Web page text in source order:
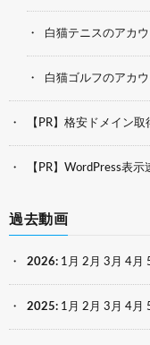
白猫テニスのアカ
白猫ゴルフのアカ
【PR】格安ドメイン取
【PR】WordPress表
過去動画
2026: 1月 2月 3月 4月
2025: 1月 2月 3月 4月